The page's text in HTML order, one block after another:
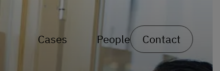
Cases People Contact